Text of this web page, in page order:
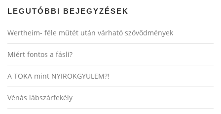
LEGUTÓBBI BEJEGYZÉSEK
Wertheim- féle műtét után várható szövődmények
Miért fontos a fásli?
A TOKA mint NYIROKGYÜLEM?!
Vénás lábszárfekély